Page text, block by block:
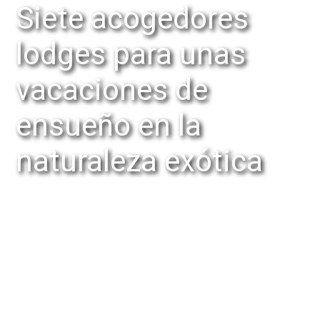
Siete acogedores
lodges para unas
vacaciones de
ensueño en la
naturaleza exótica